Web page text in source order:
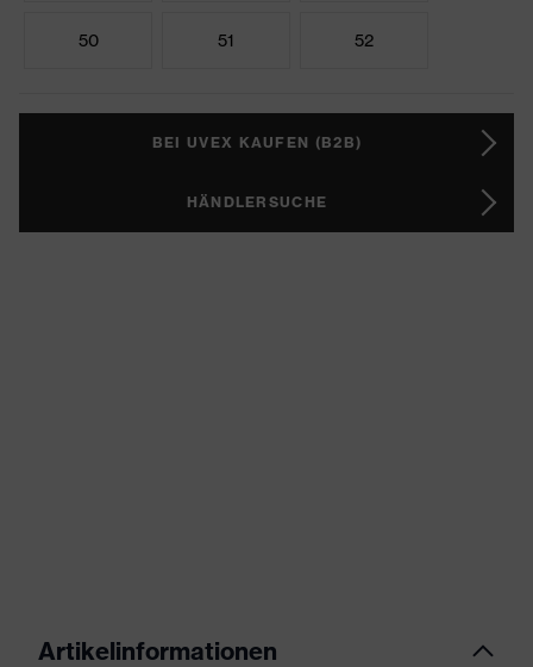
50 51 52
BEI UVEX KAUFEN (B2B)
HÄNDLERSUCHE
Artikelinformationen